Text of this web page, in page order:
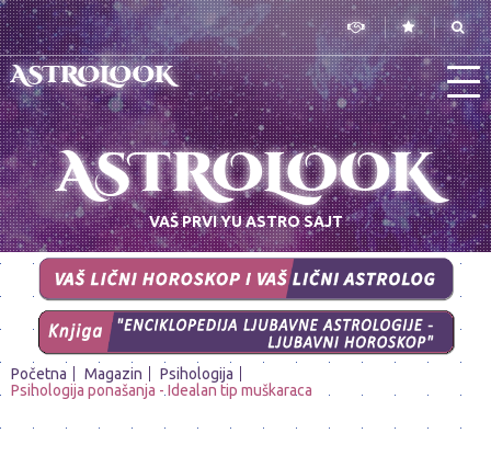
ASTROLOOK
ASTROLOOK
VAŠ PRVI YU ASTRO SAJT
Početna Magazin
Psihologija
Psihologija ponašanja - Idealan tip muškaraca